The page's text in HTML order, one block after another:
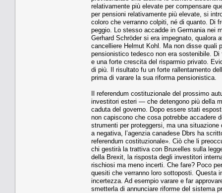
relativamente più elevate per compensare
per pensioni relativamente più elevate, si
coloro che verranno colpiti, né di quanto. Di
peggio. Lo stesso accadde in Germania nei
Gerhard Schröder si era impegnato, qualora
cancelliere Helmut Kohl. Ma non disse quali
pensionistico tedesco non era sostenibile.
e una forte crescita del risparmio privato.
di più. Il risultato fu un forte rallentamento
prima di varare la sua riforma pensionistica.
Il referendum costituzionale del prossimo
investitori esteri — che detengono più della
caduta del governo. Dopo essere stati
non capiscono che cosa potrebbe accadere
strumenti per proteggersi, ma una
a negativa, l’agenzia canadese Dbrs ha
referendum costituzionale». Ciò che li
chi gestirà la trattiva con Bruxelles sulla
della Brexit, la risposta degli investitori
rischiosi ma meno incerti. Che fare? Poco
quesiti che verranno loro sottoposti. Questa
incertezza. Ad esempio varare e far
smetterla di annunciare riforme del sistema